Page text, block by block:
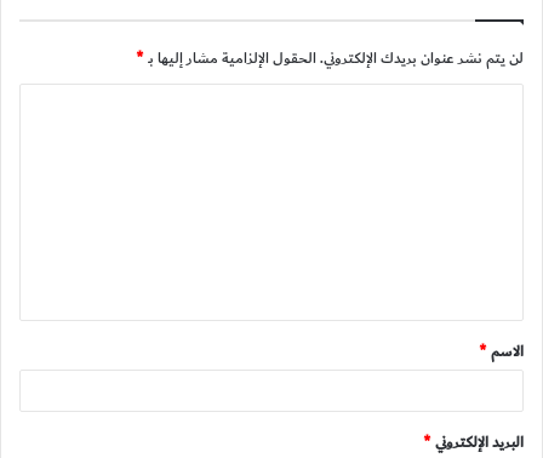
لن يتم نشر عنوان بريدك الإلكتروني.الحقول الإلزامية مشار إليها بـ*
ق
*
الاسم*
البريد الإلكتروني*